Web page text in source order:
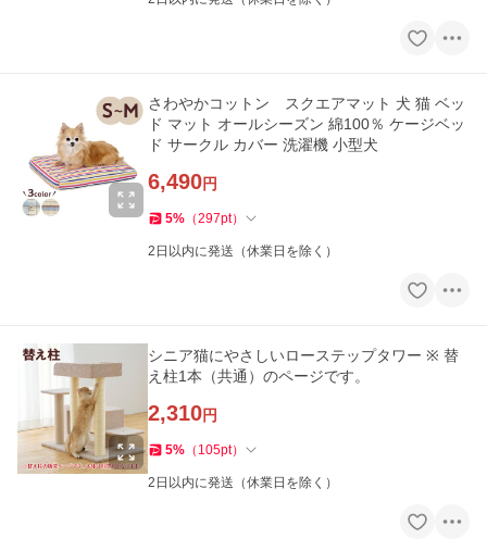
さわやかコットン スクエアマット 犬 猫 ベッ
ド マット オールシーズン 綿100％ ケージベッ
ド サークル カバー 洗濯機 小型犬
6,490円
5% （297pt）
2日以内に発送（休業日を除く）
シニア猫にやさしいローステップタワー ※ 替
え柱1本（共通）のページです。
2,310円
5% （ 105pt）
2日以内に発送（休業日を除く）